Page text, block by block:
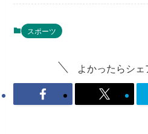
スポーツ
よかったらシェ